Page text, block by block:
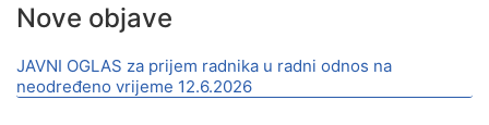
Nove objave
JAVNI OGLAS za prijem radnika u radni odnos na
neodređeno vrijeme 12.6.2026